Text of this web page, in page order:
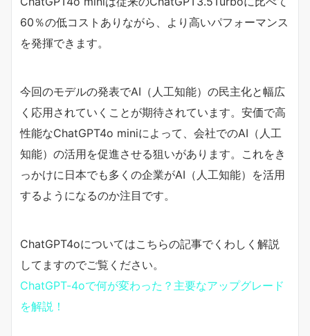
60％の低コストありながら、より高いパフォーマンス
を発揮できます。
今回のモデルの発表でAI（人工知能）の民主化と幅広
く応用されていくことが期待されています。安価で高
性能なChatGPT4o miniによって、会社でのAI（人工
知能）の活用を促進させる狙いがあります。これをき
っかけに日本でも多くの企業がAI（人工知能）を活用
するようになるのか注目です。
ChatGPT4oについてはこちらの記事でくわしく解説
してますのでご覧ください。
ChatGPT-4oで何が変わった？主要なアップグレード
を解説！